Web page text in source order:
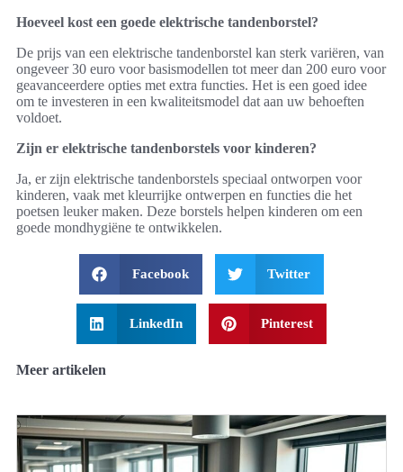
Hoeveel kost een goede elektrische tandenborstel?
De prijs van een elektrische tandenborstel kan sterk variëren, van
ongeveer 30 euro voor basismodellen tot meer dan 200 euro voor
geavanceerdere opties met extra functies. Het is een goed idee
om te investeren in een kwaliteitsmodel dat aan uw behoeften
voldoet.
Zijn er elektrische tandenborstels voor kinderen?
Ja, er zijn elektrische tandenborstels speciaal ontworpen voor
kinderen, vaak met kleurrijke ontwerpen en functies die het
poetsen leuker maken. Deze borstels helpen kinderen om een
goede mondhygiëne te ontwikkelen.
Facebook Twitter
LinkedIn Pinterest
Meer artikelen